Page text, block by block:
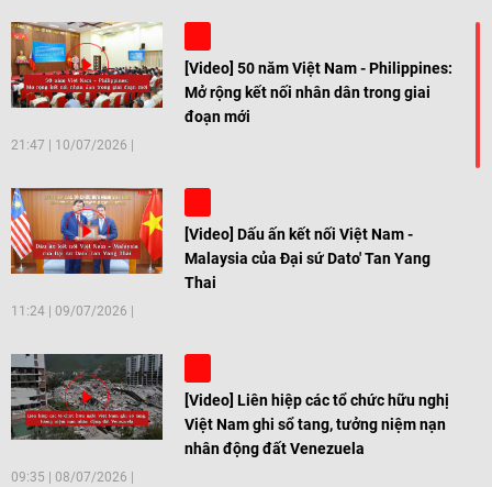
[Video] 50 năm Việt Nam - Philippines:
Mở rộng kết nối nhân dân trong giai
đoạn mới
21:47 10/07/2026
[Video] Dấu ấn kết nối Việt Nam -
Malaysia của Đại sứ Dato' Tan Yang
Thai
11:24 09/07/2026
[Video] Liên hiệp các tổ chức hữu nghị
Việt Nam ghi sổ tang, tưởng niệm nạn
nhân động đất Venezuela
09:35 08/07/2026